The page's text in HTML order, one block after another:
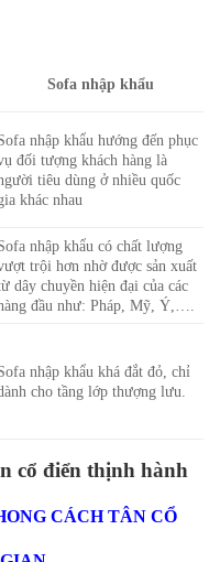
Sofa nhập khẩu
nhập khẩu hướng đến phục
đối tượng khách hàng là
tiêu dùng ở nhiều quốc
khác nhau
nhập khẩu có chất lượng
trội hơn nhờ được sản xuất
dây chuyền hiện đại của các
đầu như: Pháp, Mỹ, Ý,….
nhập khẩu khá đắt đỏ, chỉ
cho tầng lớp thượng lưu.
cổ điển thịnh hành
CÁCH TÂN CỔ